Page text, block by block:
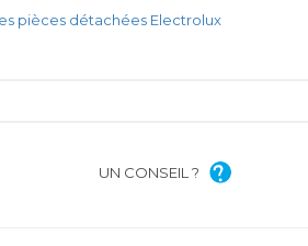
pièces détachées Electrolux
UN CONSEIL ?